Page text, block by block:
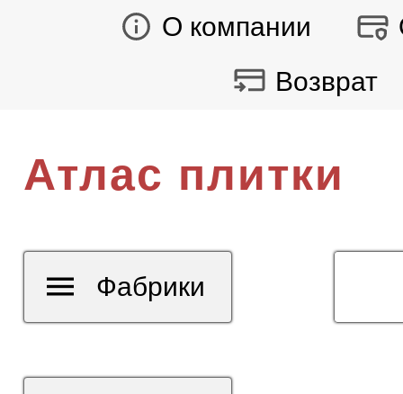
О компании
Возврат
Атлас плитки
Фабрики